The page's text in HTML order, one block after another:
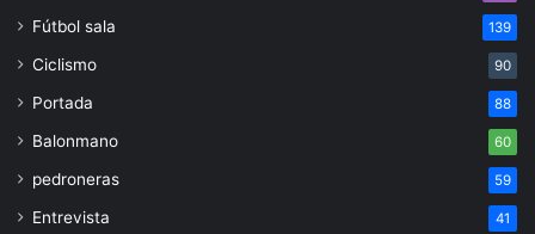
Fútbol sala 139
Ciclismo 90
Portada 88
Balonmano 60
pedroneras 59
Entrevista 41